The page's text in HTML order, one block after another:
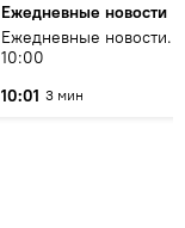
Ежедневные новости
Ежедневные новости.
10:00
10:01 3 мин